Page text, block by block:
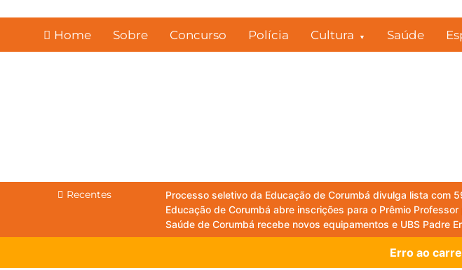
Home Sobre Concurso Polícia Cultura Saúde
Recentes
Processo seletivo da Educação de Corumbá divulga lista com
Educação de Corumbá abre inscrições para o Prêmio
Saúde de Corumbá recebe novos equipamentos e UBS Padre
Erro ao